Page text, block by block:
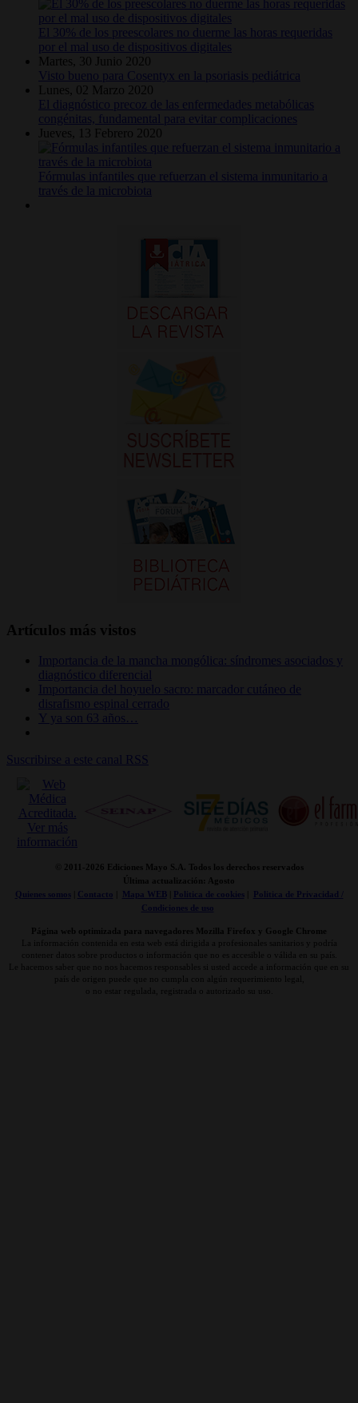
El 30% de los preescolares no duerme las horas requeridas
por el mal uso de dispositivos digitales
Martes, 30 Junio 2020
Visto bueno para Cosentyx en la psoriasis pediátrica
Lunes, 02 Marzo 2020
El diagnóstico precoz de las enfermedades metabólicas
congénitas, fundamental para evitar complicaciones
Jueves, 13 Febrero 2020
Fórmulas infantiles que refuerzan el sistema inmunitario a
través de la microbiota
Artículos más vistos
Importancia de la mancha mongólica: síndromes asociados y
diagnóstico diferencial
Importancia del hoyuelo sacro: marcador cutáneo de
disrafismo espinal cerrado
Y ya son 63 años…
Suscribirse a este canal RSS
© 2011-2026 Ediciones Mayo S.A. Todos los derechos reservados
Última actualización: Agosto
Quienes somos| Contacto Mapa WEB| Politica de cookies|
Politica de Privacidad /
Condiciones de uso
Página web optimizada para navegadores Mozilla Firefox y Google Chrome
La información contenida en esta web está dirigida a profesionales sanitarios y podría
contener datos sobre productos o información que no es accesible o válida en su país.
Le hacemos saber que no nos hacemos responsables si usted accede a información que en su
país de origen puede que no cumpla con algún requerimiento legal,
o no estar regulada, registrada o autorizado su uso.